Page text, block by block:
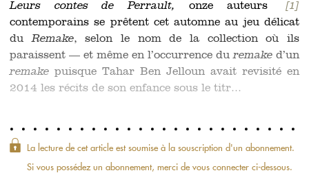
Leurs contes de Perrault, onze auteurs[1]
contemporains se prêtent cet automne au jeu délicat
duRemake, selon le nom de la collection où ils
paraissent — et même en l’occurrence duremake d’un
remake puisque Tahar Ben Jelloun avait revisité en
2014 les récits de son enfance sous le titr...
La lecture de cet article est soumise à la souscription d'un abonnement.
Si vous possédez un abonnement, merci de vous connecter ci-dessous.